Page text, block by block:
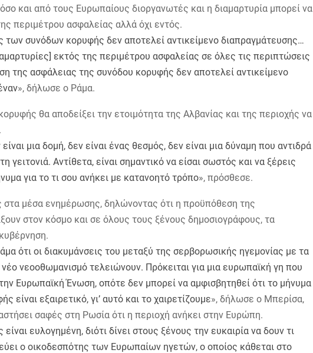
και από τους Ευρωπαίους διοργανωτές και η διαμαρτυρία μπορεί να
περιμέτρου ασφαλείας αλλά όχι εντός.
των συνόδων κορυφής δεν αποτελεί αντικείμενο διαπραγμάτευσης…
εκτός της περιμέτρου ασφαλείας σε όλες τις περιπτώσεις
της ασφάλειας της συνόδου κορυφής δεν αποτελεί αντικείμενο
», δήλωσε ο Ράμα.
θα αποδείξει την ετοιμότητα της Αλβανίας και της περιοχής να
μια δομή, δεν είναι ένας θεσμός, δεν είναι μια δύναμη που αντιδρά
γειτονιά. Αντίθετα, είναι σημαντικό να είσαι σωστός και να ξέρεις
για το τι σου ανήκει με κατανοητό τρόπο», πρόσθεσε.
στα μέσα ενημέρωσης, δηλώνοντας ότι η προϋπόθεση της
στον κόσμο και σε όλους τους ξένους δημοσιογράφους, τα
ότι οι διακυμάνσεις του μεταξύ της σερβορωσικής ηγεμονίας με τα
νέο νεοοθωμανισμό τελειώνουν. Πρόκειται για μια ευρωπαϊκή γη που
Ευρωπαϊκή Ένωση, οπότε δεν μπορεί να αμφισβητηθεί ότι το μήνυμα
είναι εξαιρετικό, γι’ αυτό και το χαιρετίζουμε», δήλωσε ο Μπερίσα,
σαφές στη Ρωσία ότι η περιοχή ανήκει στην Ευρώπη.
ευλογημένη, διότι δίνει στους ξένους την ευκαιρία να δουν τι
ο οικοδεσπότης των Ευρωπαίων ηγετών, ο οποίος κάθεται στο